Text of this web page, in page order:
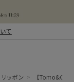
て
ッポン 【Tomo&Co